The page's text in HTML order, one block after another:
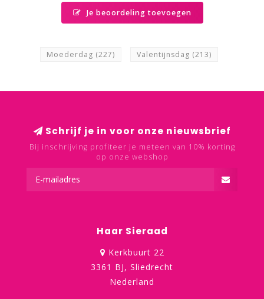
Je beoordeling toevoegen
Moederdag (227) Valentijnsdag (213)
Schrijf je in voor onze nieuwsbrief
Bij inschrijving profiteer je meteen van 10% korting
op onze webshop
Haar Sieraad
Kerkbuurt 22
3361 BJ, Sliedrecht
Nederland